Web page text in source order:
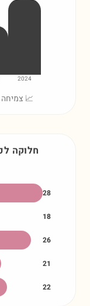
2024
📈 צמיחה של 6 תינוקות ב-5
חלוקה
28
18
26
21
22